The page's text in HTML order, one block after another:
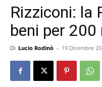
Rizziconi: la
beni per 200
Di Lucio Rodinò - 19 Dicembre